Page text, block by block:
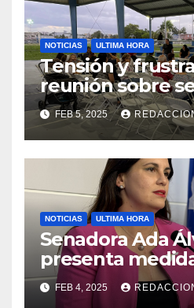
NOTICIAS ULTIMA HORA
Tensión y
reunión sobre
Reparto
FEB 5, 2025
NOTICIAS ULTIMA HORA
Senadora Ada
presenta
violencia en el
FEB 4, 2025